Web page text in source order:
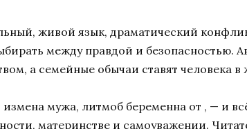
живой язык, драматический
между правдой и безопасностью.
а семейные обычаи ставят человека
мужа, литмоб беременна от , — и
материнстве и самоуважении.